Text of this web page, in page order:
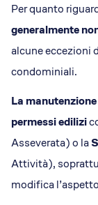
Per quanto
generalmente
alcune eccezioni
condominiali.
La
permessi edilizi
Asseverata) o la
Attività),
modifica